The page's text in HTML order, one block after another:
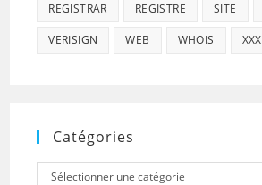
REGISTRAR REGISTRE SITE
VERISIGN WEB WHOIS XXX
Catégories
Catégories
Sélectionner une catégorie